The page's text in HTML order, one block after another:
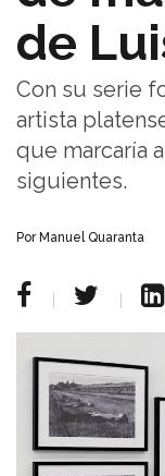
de
Con su serie
artista
que marcaría
siguientes.
Por Manuel Quaranta